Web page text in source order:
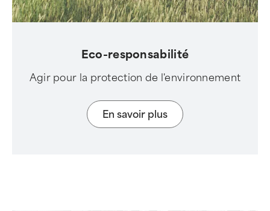
Eco-responsabilité
Agir pour la protection de l'environnement
En savoir plus